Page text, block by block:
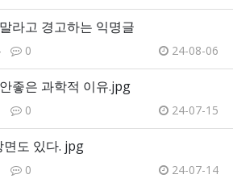
라고 경고하는 익명글
0 24-08-06
좋은 과학적 이유.jpg
0 24-07-15
면도 있다. jpg
0 24-07-14